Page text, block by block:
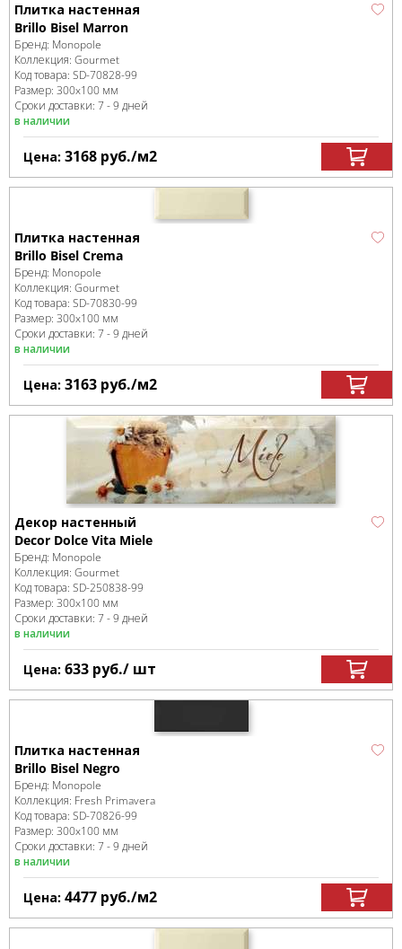
Плитка настенная
Brillo Bisel Marron
Бренд: Monopole
Коллекция: Gourmet
Код товара: SD-70828-99
Размер: 300x100 мм
Сроки доставки: 7 - 9 дней
в наличии
Цена: 3168 руб./м2
Плитка настенная
Brillo Bisel Crema
Бренд: Monopole
Коллекция: Gourmet
Код товара: SD-70830-99
Размер: 300x100 мм
Сроки доставки: 7 - 9 дней
в наличии
Цена: 3163 руб./м2
Декор настенный
Decor Dolce Vita Miele
Бренд: Monopole
Коллекция: Gourmet
Код товара: SD-250838-99
Размер: 300x100 мм
Сроки доставки: 7 - 9 дней
в наличии
Цена: 633 руб./ шт
Плитка настенная
Brillo Bisel Negro
Бренд: Monopole
Коллекция: Fresh Primavera
Код товара: SD-70826-99
Размер: 300x100 мм
Сроки доставки: 7 - 9 дней
в наличии
Цена: 4477 руб./м2